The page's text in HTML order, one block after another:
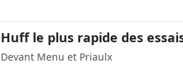
Huff le plus rapide des
Devant Menu et Priaulx